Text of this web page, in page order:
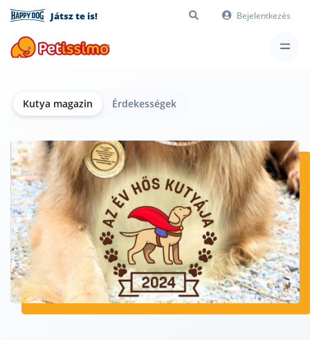
Játsz te is! Bejelentkezés
Kutya magazin Érdekességek